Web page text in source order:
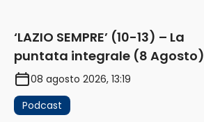
‘LAZIO SEMPRE’ (10-13) – La
puntata integrale (8 Agosto)
08 agosto 2026, 13:19
Podcast